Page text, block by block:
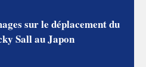
sur le déplacement du
Sall au Japon